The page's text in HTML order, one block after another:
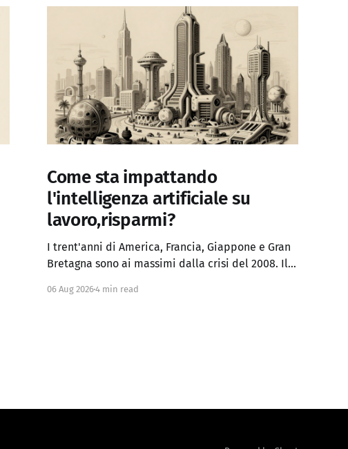
Come sta impattando
l'intelligenza artificiale su
lavoro,risparmi?
I trent'anni di America, Francia, Giappone e Gran
Bretagna sono ai massimi dalla crisi del 2008. Il
panico fiscale del 2022. Chi sperava che, a
06 Aug 20264 min read